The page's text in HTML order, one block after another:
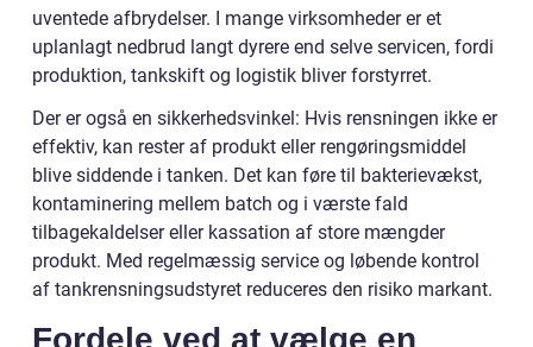
uventede afbrydelser. I mange virksomheder er et
uplanlagt nedbrud langt dyrere end selve servicen, fordi
produktion, tankskift og logistik bliver forstyrret.
Der er også en sikkerhedsvinkel: Hvis rensningen ikke er
effektiv, kan rester af produkt eller rengøringsmiddel
blive siddende i tanken. Det kan føre til bakterievækst,
kontaminering mellem batch og i værste fald
tilbagekaldelser eller kassation af store mængder
produkt. Med regelmæssig service og løbende kontrol
af tankrensningsudstyret reduceres den risiko markant.
Fordele ved at vælge en